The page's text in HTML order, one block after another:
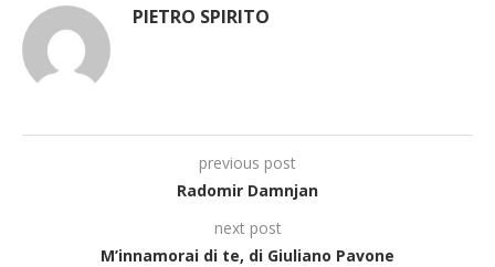
PIETRO SPIRITO
previous post
Radomir Damnjan
next post
M’innamorai di te, di Giuliano Pavone